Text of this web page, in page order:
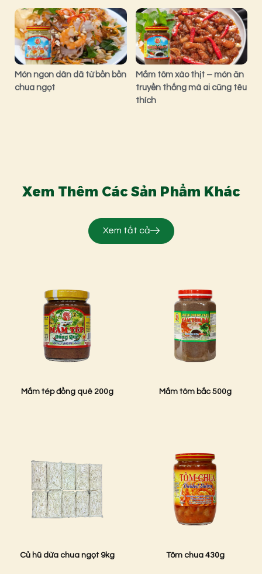
Món ngon dân dã từ bồn bồn
chua ngọt
Mắm tôm xào thịt – món ăn
truyền thống mà ai cũng têu
thích
Xem Thêm Các Sản Phẩm Khác
Xem tất cả
Mắm tép đồng quê 200g Mắm tôm bắc 500g
Củ hũ dừa chua ngọt 9kg Tôm chua 430g